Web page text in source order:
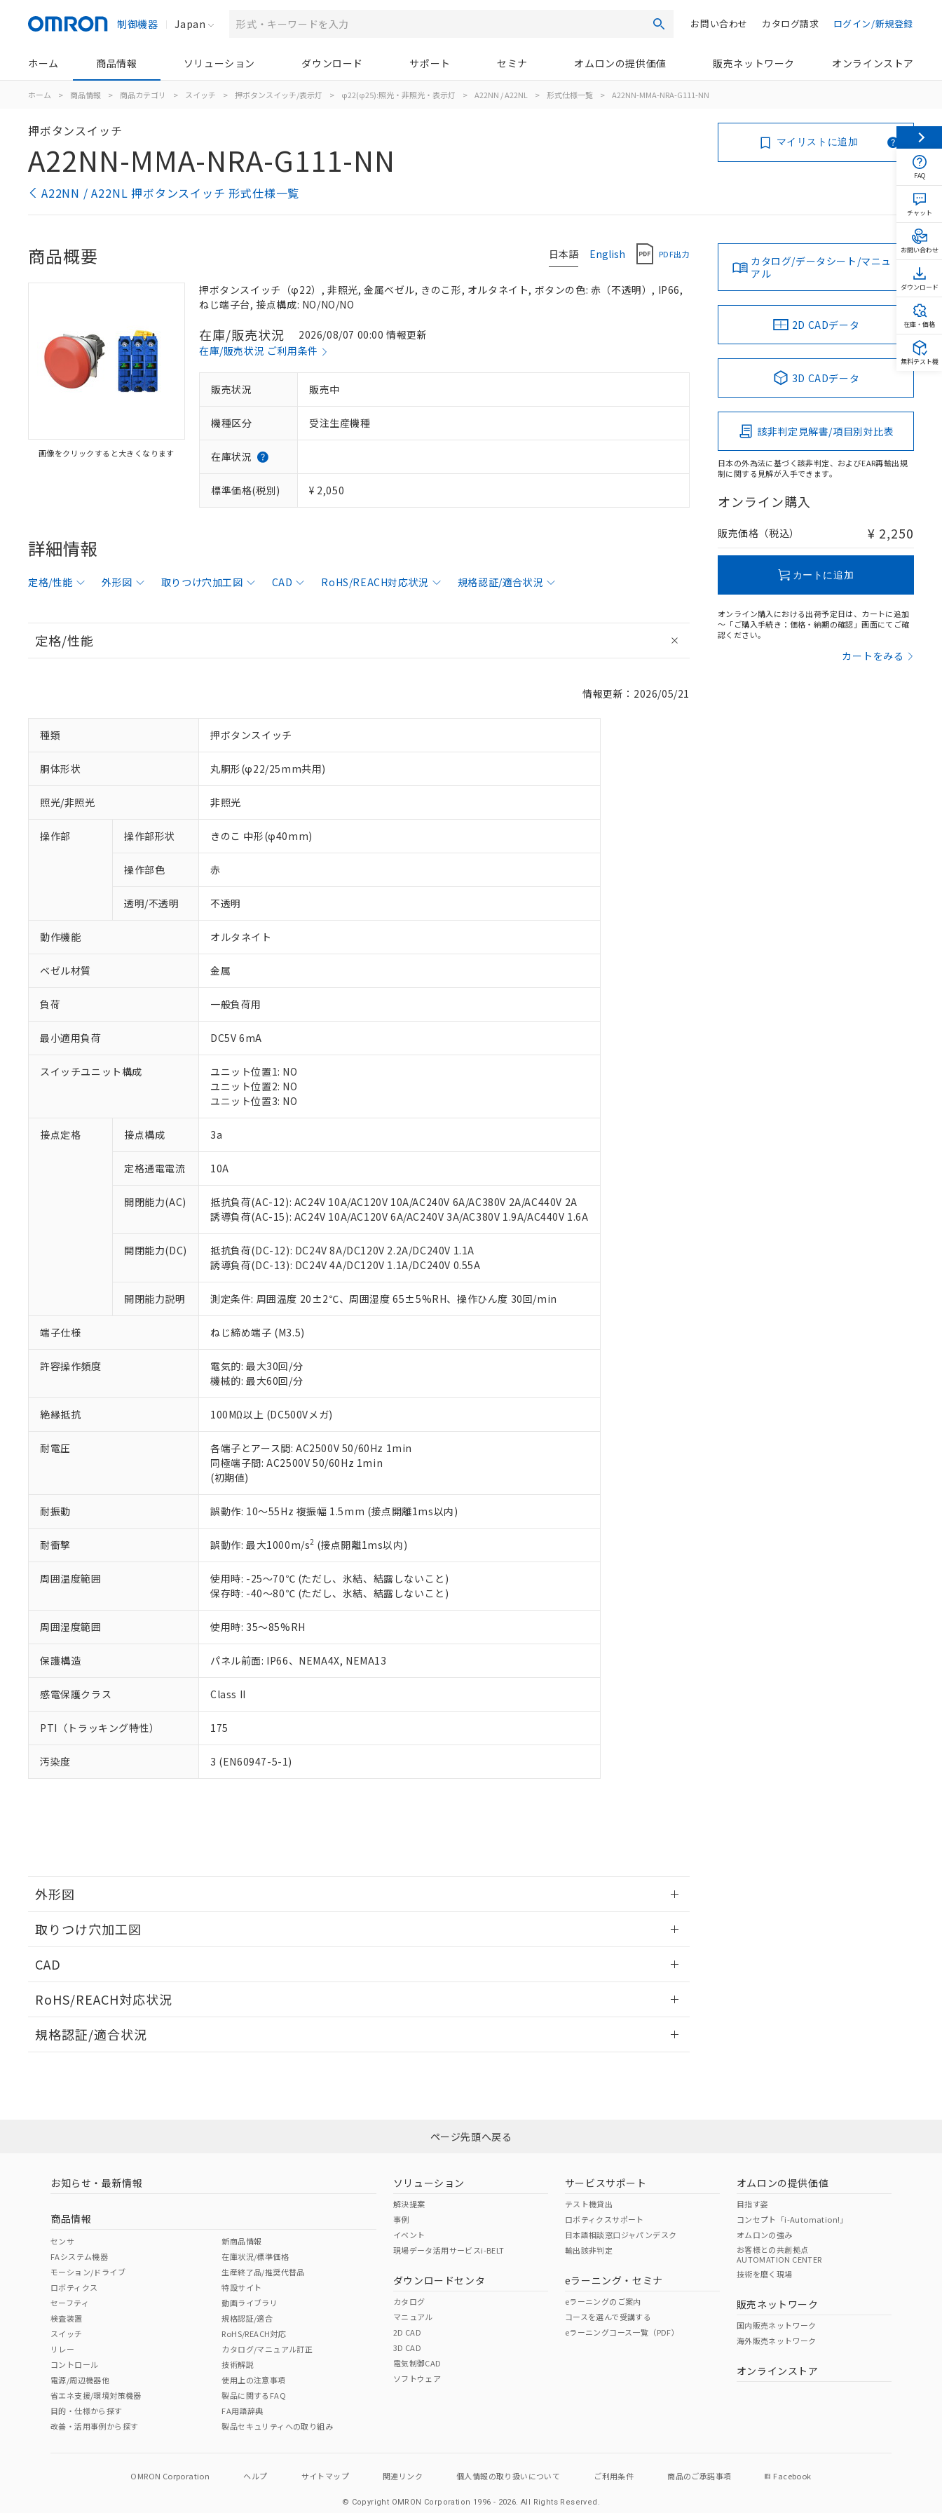
制御機器 Japan 検索 ログイン/新規登録
カタログ請求
お問い合わせ
ホーム 商品情報 ソリューション ダウンロード サポート セミナ オムロンの提供価値 販売ネットワーク オンラインストア
ホーム > 商品情報 > 商品カテゴリ > スイッチ > 押ボタンスイッチ/表示灯 > φ22(φ25):照光・非照光・表示灯 > A22NN / A22NL > 形式仕様一覧 > A22NN-MMA-NRA-G111-NN
押ボタンスイッチ
A22NN-MMA-NRA-G111-NN
A22NN / A22NL 押ボタンスイッチ 形式仕様一覧
マイリストに追加
日本語 English PDF出力
商品概要
画像をクリックすると大きくなります
押ボタンスイッチ（φ22）, 非照光, 金属ベゼル, きのこ形, オルタネイト, ボタンの色: 赤（不透明）, IP66,
ねじ端子台, 接点構成: NO/NO/NO
在庫/販売状況
2026/08/07 00:00 情報更新
在庫/販売状況 ご利用条件
販売状況 販売中
機種区分 受注生産機種
在庫状況
標準価格(税別) ¥ 2,050
詳細情報
定格/性能 外形図 取りつけ穴加工図 CAD RoHS/REACH対応状況 規格認証/適合状況
定格/性能
情報更新：2026/05/21
種類 押ボタンスイッチ
胴体形状 丸胴形(φ22/25mm共用)
照光/非照光 非照光
操作部 操作部形状 きのこ 中形(φ40mm)
操作部色 赤
透明/不透明 不透明
動作機能 オルタネイト
ベゼル材質 金属
負荷 一般負荷用
最小適用負荷 DC5V 6mA
スイッチユニット構成
ユニット位置1: NO
ユニット位置2: NO
ユニット位置3: NO
接点定格 接点構成 3a
定格通電電流 10A
開閉能力(AC)
抵抗負荷(AC-12): AC24V 10A/AC120V 10A/AC240V 6A/AC380V 2A/AC440V 2A
誘導負荷(AC-15): AC24V 10A/AC120V 6A/AC240V 3A/AC380V 1.9A/AC440V 1.6A
開閉能力(DC)
抵抗負荷(DC-12): DC24V 8A/DC120V 2.2A/DC240V 1.1A
誘導負荷(DC-13): DC24V 4A/DC120V 1.1A/DC240V 0.55A
開閉能力説明 測定条件: 周囲温度 20±2℃、周囲湿度 65±5%RH、操作ひん度 30回/min
端子仕様 ねじ締め端子 (M3.5)
許容操作頻度
電気的: 最大30回/分
機械的: 最大60回/分
絶縁抵抗 100MΩ以上 (DC500Vメガ)
耐電圧
各端子とアース間: AC2500V 50/60Hz 1min
同極端子間: AC2500V 50/60Hz 1min
(初期値)
耐振動 誤動作: 10～55Hz 複振幅 1.5mm (接点開離1ms以内)
耐衝撃 誤動作: 最大1000m/s2 (接点開離1ms以内)
周囲温度範囲
使用時: -25～70℃ (ただし、氷結、結露しないこと)
保存時: -40～80℃ (ただし、氷結、結露しないこと)
周囲湿度範囲 使用時: 35～85%RH
保護構造 パネル前面: IP66、NEMA4X, NEMA13
感電保護クラス Class II
PTI（トラッキング特性） 175
汚染度 3 (EN60947-5-1)
外形図
取りつけ穴加工図
CAD
RoHS/REACH対応状況
EU RoHS 注意事項・凡例
ダウンロードはこちら
中国 RoHS 注意事項・凡例
中国 RoHS表
Pb Hg Cr(VI)
O O
"対応済み"や非含有の記載がされた商品であっても、流通在庫等で未対応品が混在する可能性があります。
非含有品が必要な際は、弊社営業部門もしくは販売店へお問い合わせください。
規格認証/適合状況
（イギリス
（ノルウェー
（日本
（アメリカ
この製品の規格認証/適合状況ページへ
その他の認証はこちらのページからご検索ください
カタログ/データシート/マニュ
アル
2D CADデータ
3D CADデータ
該非判定見解書/項目別対比表
日本の外為法に基づく該非判定、およびEAR再輸出規
制に関する見解が入手できます。
オンライン購入
販売価格（税込） ¥ 2,250
カートに追加
オンライン購入における出荷予定日は、カートに追加
～「ご購入手続き：価格・納期の確認」画面にてご確
認ください。
カートをみる
以下の条件をお読みいただき、同意のうえご利用ください。
本サービスは、当社制御機器事業取扱商品の当社在庫状況および標準価格(税抜)を提供させていただ
くものです。
当社制御機器事業取扱商品の中には、本サービスの対象外となる商品もあることをご了承ください。
のであり、閲覧された時点での実際の在庫および標準価格とは異なる場合があることをご了承くださ
い。
正式な納期状況および標準価格はお客様のお取引先、またはお客様担当のオムロン制御機器販売店・
当社販売員にご相談ください。
オムロン制御機器販売店や当社販売拠点は「販売ネットワーク
」をご確認ください。
在庫状況および標準価格結果を当社の事前の承諾なく第三者に漏洩または開示しないようお願いしま
マイパーツ機能（部品リスト作成サービス）をご利用いただくには、I-Webメンバーズにご登録され
ている必要があります。
お客様が当ウェブサイト上で当社にご登録された部品リストについて、当社および当社の共同利用者
さい。
※当社の共同利用者とは、"個人情報の共同利用に関して"
の「1.共同利用者の範囲」に記載されて
いる法人を指します。
※1 対応状況
対応済み：EU RoHS指令（10物質）の非含有に対応した製品が提供可能な商品です。
対応予定：EU RoHS指令（10物質）の非含有に対応した製品に切り替える予定のある商品です。
対応予定なし：EU RoHS指令（10物質）の非含有に非対応の商品で、対応品を出す予定はありません。
仕入先様の事情により、非含有部品としていたものが、含有品と判明した場合などやむを得ず変更すること
があります。
*EU RoHS指令（10物質）：
鉛(Pb) 1000ppm以下、 水銀(Hg) 1000ppm以下、 カドミウム(Cd) 100ppm以下、
六価クロム(Cr(Ⅵ)) 1000ppm以下、ポリ臭化ビフェニル類(PBB) 1000ppm以下、ポリ臭化ジフェニルエーテル類(PBDE) 1000ppm以下、
但し、RoHS指令で産業用監視および制御機器に対する適用除外項目は除く。
フタル酸エステル類の４物質については閾値を超える意図的な使用がないことを確認しています。
※2 対応予定月
部品在庫の切り替え状況などにより、予定月が前後することがあります。
※3 非含有証明書ダウンロード
下記の非含有証明書をダウンロードすることができます。
EU RoHS指令（10物質）の非含有証明書
51物質の非含有証明書（当社基準）
※本証明書は発行日時点で非含有を証明するもので、過去に遡って非含有を証明するものではありません。
また、RoHS指令のフタル酸エステル類４物質の対応では、対応完了までの期間は出荷製品に未対応品が
混在することから備考欄に対応日を記載しておりました。
り割愛しております。
※1 中国RoHS○×表
「－」：未確認です。当社販売部門へお問い合わせください。
*中国RoHS10物質の基準値 (GB/T26572)：
Pb(鉛) :1000ppm、 Hg(水銀) : 1000ppm、 Cd(カドミウム) : 100ppm、
Cr(Ⅵ)(六価クロム) : 1000ppm、 PBBs(ポリ臭化ビフェニル類) : 1000ppm、 PBDEs(ポリ臭化ジフェニルエーテル類) : 1000ppm、
DBP(フタル酸ジブチル) : 1000ppm、 DIBP(フタル酸ジイソブチル) : 1000ppm、 BBP(フタル酸ブチルベンジル) : 1000ppm、
DEHP(フタル酸ビス(2-エチルヘキシル)) : 1000ppm
※2 環境保護使用期限
「ｅ」：有害物質（10物質）のすべてが基準値以下であることを示します。
「10」：通常の使用状況下において有害物質が外部に漏えいし、環境に深刻な影響を及ぼさない年数を意
味します。
当社は、これら貴社製品のうち、外国為替および外国貿易法に定める商品（以下｢規制貨物等」とい
う）を輸出または国外への提供する場合は、日本国政府の輸出許可(または役務取引許可)を取得する
当社は規制貨物を破棄する場合は、完全に破砕するなど、違法に輸出されないよう必要な手段を講じ
ます。
当社は貴社製品を、核兵器、ミサイル、化学兵器、生物兵器またはその他武器並びにこれらの製造装
当社は、貴社製品を第三者に販売する場合は、上記1、2および3の内容を当該第三者に通知します。
また当社は、販売先および販売に係わる関係者が違法に輸出するおそれがある場合は、取り引きをい
たしません。
記
号
説明
○ 一定数以上の在庫あり
△ 一定数には満たないが在庫あり
－
在庫なし(最新の在庫状況については、お客様のお取引先、またはお客様担当のオムロン制御
機器販売店・当社販売員にご確認ください)
空
白
受注生産機種、また在庫状況の情報を公開していない機種
ページ先頭へ戻る
お知らせ・最新情報
商品情報
センサ
FAシステム機器
モーション/ドライブ
ロボティクス
セーフティ
検査装置
スイッチ
リレー
コントロール
電源/周辺機器他
省エネ支援/環境対策機器
目的・仕様から探す
改善・活用事例から探す
新商品情報
在庫状況/標準価格
生産終了品/推奨代替品
特設サイト
動画ライブラリ
規格認証/適合
RoHS/REACH対応
カタログ/マニュアル訂正
技術解説
使用上の注意事項
製品に関するFAQ
FA用語辞典
製品セキュリティへの取り組み
ソリューション
解決提案
事例
イベント
現場データ活用サービスi-BELT
ダウンロードセンタ
カタログ
マニュアル
2D CAD
3D CAD
電気制御CAD
ソフトウェア
サービスサポート
テスト機貸出
ロボティクスサポート
日本語相談窓口ジャパンデスク
輸出該非判定
eラーニング・セミナ
eラーニングのご案内
コースを選んで受講する
eラーニングコース一覧（PDF）
オムロンの提供価値
目指す姿
コンセプト「i-Automation!」
オムロンの強み
お客様との共創拠点
AUTOMATION CENTER
技術を磨く現場
販売ネットワーク
国内販売ネットワーク
海外販売ネットワーク
オンラインストア
OMRON Corporation ヘルプ サイトマップ 関連リンク 個人情報の取り扱いについて ご利用条件 商品のご承諾事項 Facebook
© Copyright OMRON Corporation 1996 - 2026.All Rights Reserved.
FAQ
チャット
お問い合わせ
ダウンロード
在庫・価格
無料テスト機